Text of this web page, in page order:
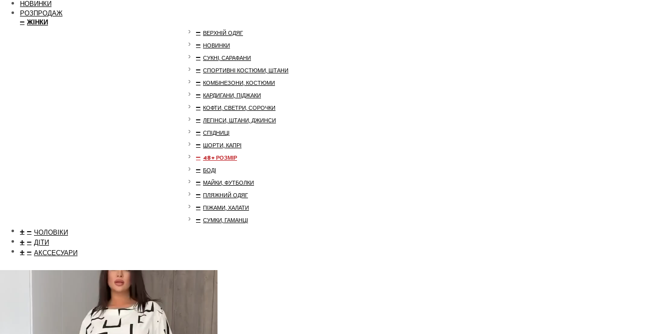
НОВИНКИ
РОЗПРОДАЖ
ЖІНКИ
ВЕРХНІЙ ОДЯГ
НОВИНКИ
СУКНІ, САРАФАНИ
СПОРТИВНІ КОСТЮМИ, ШТАНИ
КОМБІНЕЗОНИ, КОСТЮМИ
КАРДИГАНИ, ПІДЖАКИ
КОФТИ, СВЕТРИ, СОРОЧКИ
ЛЕГІНСИ, ШТАНИ, ДЖИНСИ
СПІДНИЦІ
ШОРТИ, КАПРІ
48+ РОЗМІР
БОДІ
МАЙКИ, ФУТБОЛКИ
ПЛЯЖНИЙ ОДЯГ
ПІЖАМИ, ХАЛАТИ
СУМКИ, ГАМАНЦІ
ЧОЛОВІКИ
ДІТИ
АКССЕСУАРИ